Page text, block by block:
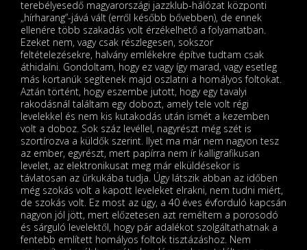
terebélyesedő magyarországi jazzklub-hálózat központi
„hírharang”-jává vált (erről később bővebben), de ennek
ellenére több szakadás volt érzékelhető a folyamatban.
Ezeket nem, vagy csak részlegesen, sokszor
feltételezésekre, halvány emlékekre építve tudtam csak
áthidalni. Gondoltam, hogy ez vagy így marad, vagy esetleg
más kortanúk segítenek majd oszlatni a homályos foltokat.
Aztán történt, hogy eszembe jutott, hogy egy tavalyi
rakodásnál találtam egy dobozt, amely tele volt régi
levelekkel és nem kis kutakodás után ismét a kezemben
volt a doboz. Sok száz levéllel, nagyrészt még szét is
szortírozva a küldők szerint. Ilyet ma már nem nagyon tesz
az ember, egyrészt, mert papírra nem ír kalligrafikusan
levelet, az elektronikusat meg már elküldésekor is
távlatosan az űrkukába tudja. Úgy látszik abban az időben
még szokás volt a kapott leveleket elrakni, nem tudni miért,
de szokás volt. Ez most az ügy, a 40 éves évforduló kapcsán
nagyon jól jött, mert előzetesen azt reméltem a porosodó
és sárguló levelektől, hogy pár adalékot szolgáltathatnak a
fentebb említett homályos foltok tisztázáshoz. Nem